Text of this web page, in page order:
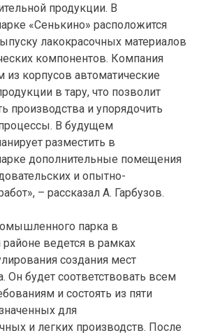
продукции. В
«Сенькино» расположится
лакокрасочных материалов
компонентов. Компания
из корпусов автоматические
в тару, что позволит
производства и упорядочить
В будущем
разместить в
дополнительные помещения
и опытно-
– рассказал А. Гарбузов.
парка в
ведется в рамках
создания мест
Он будет соответствовать всем
и состоять из пяти
для
и легких производств. После